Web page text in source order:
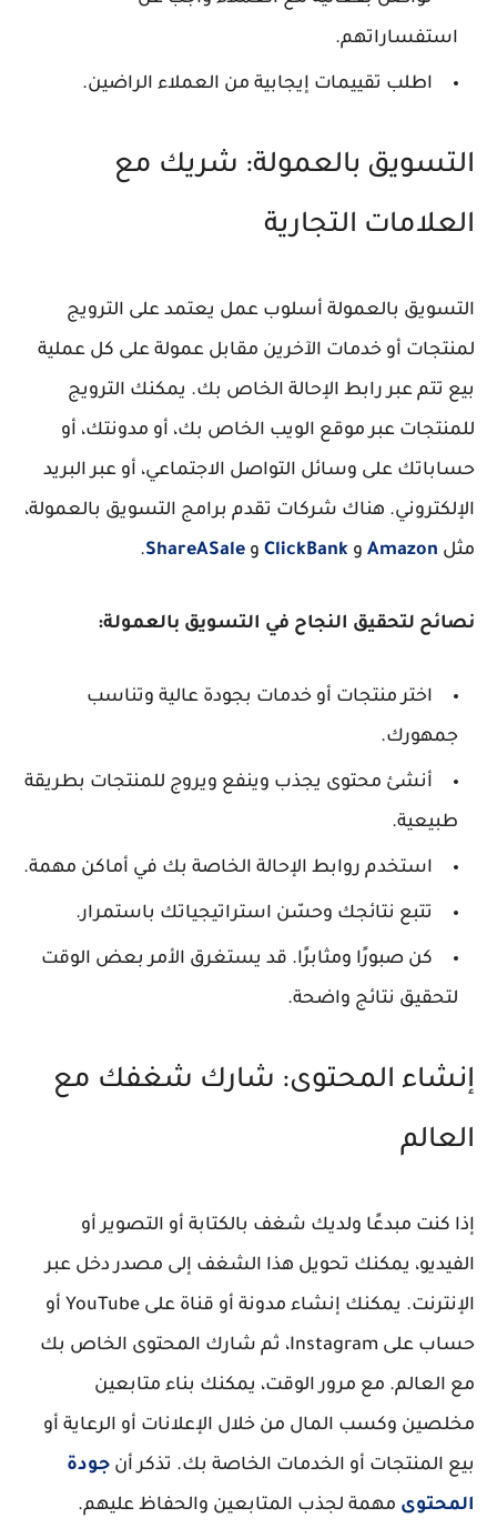
استفساراتهم.
اطلب تقييمات إيجابية من العملاء الراضين.
التسويق بالعمولة: شريك مع
العلامات التجارية
التسويق بالعمولة أسلوب عمل يعتمد على الترويج
لمنتجات أو خدمات الآخرين مقابل عمولة على كل عملية
بيع تتم عبر رابط الإحالة الخاص بك. يمكنك الترويج
للمنتجات عبر موقع الويب الخاص بك، أو مدونتك، أو
حساباتك على وسائل التواصل الاجتماعي، أو عبر البريد
الإلكتروني. هناك شركات تقدم برامج التسويق بالعمولة،
مثل Amazon و ClickBank و ShareASale
.
نصائح لتحقيق النجاح في التسويق بالعمولة:
اختر منتجات أو خدمات بجودة عالية وتناسب
جمهورك.
أنشئ محتوى يجذب وينفع ويروج للمنتجات بطريقة
طبيعية.
استخدم روابط الإحالة الخاصة بك في أماكن مهمة.
تتبع نتائجك وحسّن استراتيجياتك باستمرار.
كن صبورًا ومثابرًا. قد يستغرق الأمر بعض الوقت
لتحقيق نتائج واضحة.
إنشاء المحتوى: شارك شغفك مع
العالم
إذا كنت مبدعًا ولديك شغف بالكتابة أو التصوير أو
الفيديو، يمكنك تحويل هذا الشغف إلى مصدر دخل عبر
الإنترنت. يمكنك إنشاء مدونة أو قناة على YouTube أو
حساب على Instagram، ثم شارك المحتوى الخاص بك
مع العالم. مع مرور الوقت، يمكنك بناء متابعين
مخلصين وكسب المال من خلال الإعلانات أو الرعاية أو
بيع المنتجات أو الخدمات الخاصة بك. تذكر أن جودة
المحتوى مهمة لجذب المتابعين والحفاظ عليهم.